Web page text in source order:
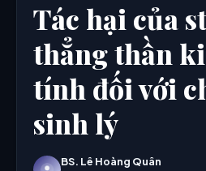
Tác hại của
thẳng thần
tính đối với
sinh lý
BS. Lê Hoàng Quân